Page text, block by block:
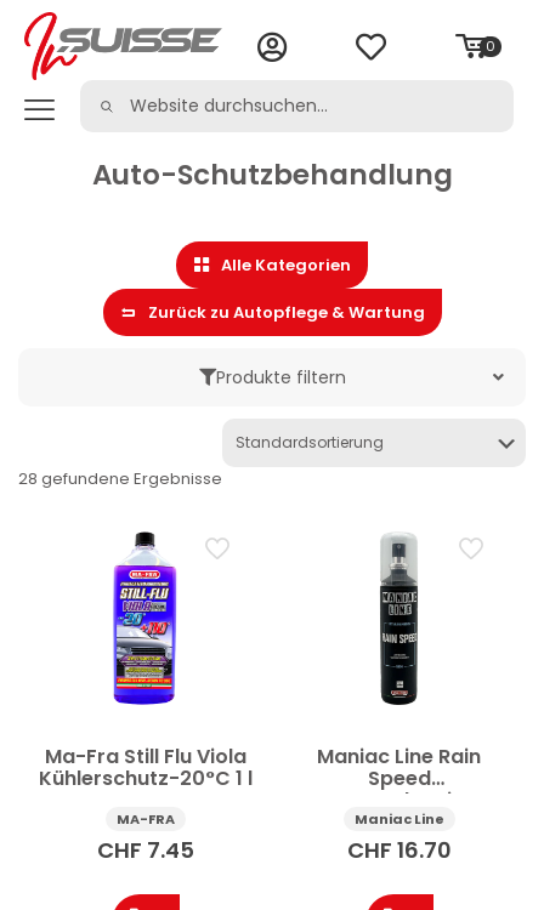
0
Auto-Schutzbehandlung
Alle Kategorien
Zurück zu Autopflege & Wartung
Produkte filtern
Autoreinigung & -pflege
Auspuffreinigung
Auto-Schutzbehandlung
Autopflege & Wartung
Autowachs & Politur
Pflege für Kunststoff & Gummi
Schmiermittel fürs Auto
✕
28 gefundene Ergebnisse
Ma-Fra Still Flu Viola
Kühlerschutz-20°C 1 l
MA-FRA
CHF 7.45
Maniac Line Rain
Speed
Wasserabweiser
Windschutzscheibe
100 ml
Maniac Line
CHF 16.70